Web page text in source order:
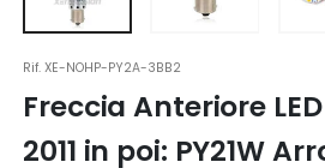
Rif.XE-NOHP-PY2A-3BB2
Freccia Anteriore
2011 in poi: PY21W